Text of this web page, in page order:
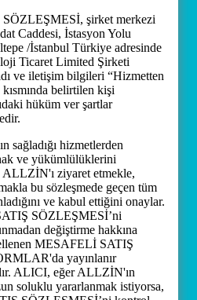
şirket merkezi
Caddesi, İstasyon Yolu
/İstanbul Türkiye adresinde
Ticaret Limited Şirketi
ve iletişim bilgileri “Hizmetten
belirtilen kişi
hüküm ver şartlar
sağladığı hizmetlerden
ve yükümlülüklerini
ziyaret etmekle,
bu sözleşmede geçen tüm
ve kabul ettiğini onaylar.
SÖZLEŞMESİ’ni
değiştirme hakkına
MESAFELİ SATIŞ
yayınlanır
ALICI, eğer ALLZİN'ın
soluklu yararlanmak istiyorsa,